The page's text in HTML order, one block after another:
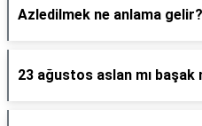
Azledilmek ne anlama gelir?
23 ağustos aslan mı başak